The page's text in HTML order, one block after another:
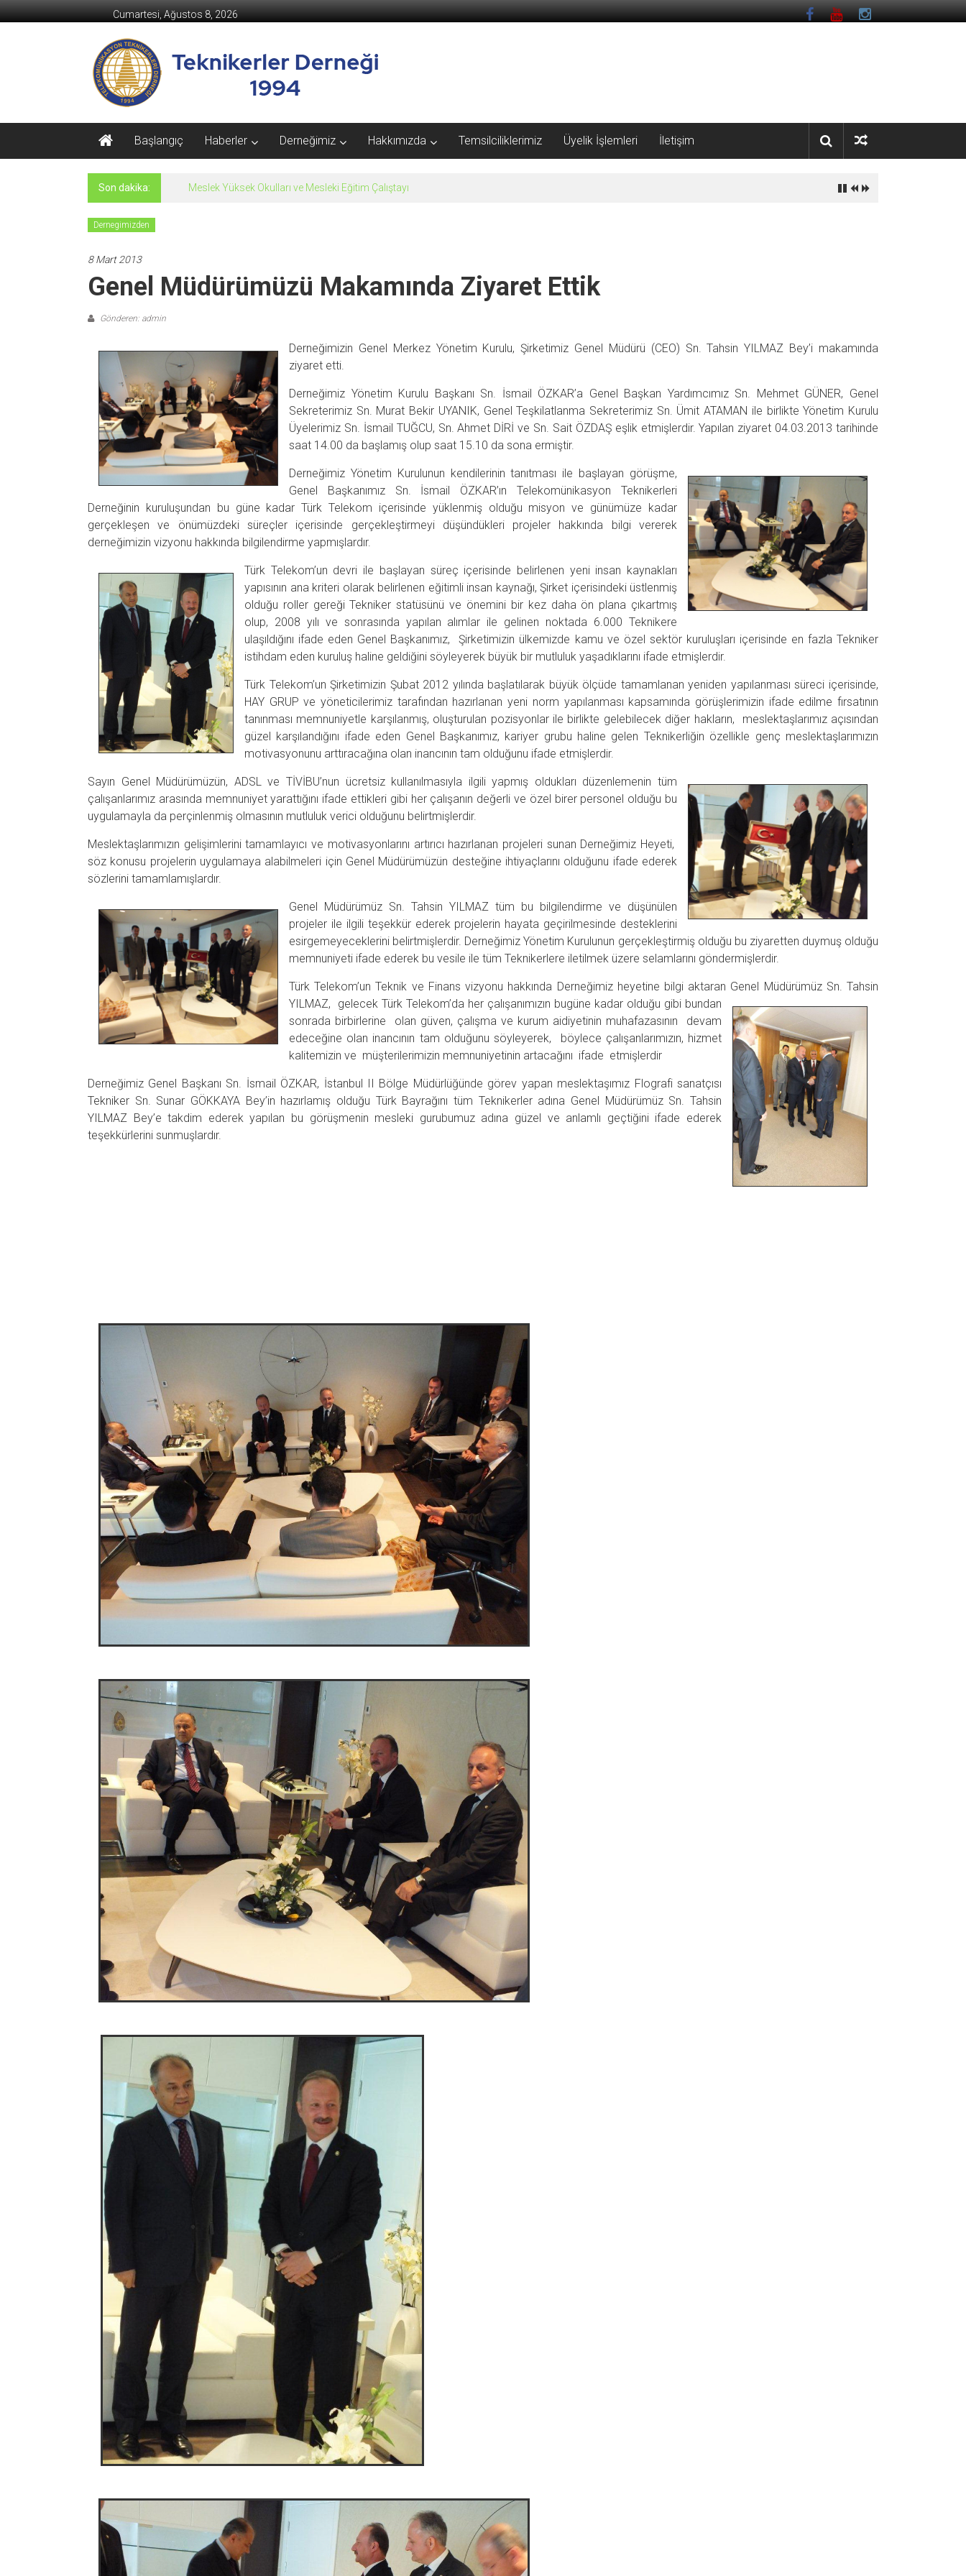
geç
Cumartesi, Ağustos 8, 2026
Teknikerler
Derneği
Teknikerler
Derneği
Resmi
Web
Sitesi
Başlangıç Haberler Derneğimiz Hakkımızda Temsilciliklerimiz Üyelik İşlemleri İletişim
Son dakika:
Dernegimizden
8 Mart 2013
Genel Müdürümüzü Makamında Ziyaret Ettik
Gönderen: admin
Derneğimizin Genel Merkez Yönetim Kurulu, Şirketimiz Genel Müdürü (CEO) Sn. Tahsin YILMAZ Bey’i makamında
ziyaret etti.
Derneğimiz Yönetim Kurulu Başkanı Sn. İsmail ÖZKAR’a Genel Başkan Yardımcımız Sn. Mehmet GÜNER, Genel
Sekreterimiz Sn. Murat Bekir UYANIK, Genel Teşkilatlanma Sekreterimiz Sn. Ümit ATAMAN ile birlikte Yönetim Kurulu
Üyelerimiz Sn. İsmail TUĞCU, Sn. Ahmet DİRİ ve Sn. Sait ÖZDAŞ eşlik etmişlerdir. Yapılan ziyaret 04.03.2013 tarihinde
saat 14.00 da başlamış olup saat 15.10 da sona ermiştir.
Derneğimiz Yönetim Kurulunun kendilerinin tanıtması ile başlayan görüşme,
Genel Başkanımız Sn. İsmail ÖZKAR’ın Telekomünikasyon Teknikerleri
Derneğinin kuruluşundan bu güne kadar Türk Telekom içerisinde yüklenmiş olduğu misyon ve günümüze kadar
gerçekleşen ve önümüzdeki süreçler içerisinde gerçekleştirmeyi düşündükleri projeler hakkında bilgi vererek
derneğimizin vizyonu hakkında bilgilendirme yapmışlardır.
Türk Telekom’un devri ile başlayan süreç içerisinde belirlenen yeni insan kaynakları
yapısının ana kriteri olarak belirlenen eğitimli insan kaynağı, Şirket içerisindeki üstlenmiş
olduğu roller gereği Tekniker statüsünü ve önemini bir kez daha ön plana çıkartmış
olup, 2008 yılı ve sonrasında yapılan alımlar ile gelinen noktada 6.000 Teknikere
ulaşıldığını ifade eden Genel Başkanımız, Şirketimizin ülkemizde kamu ve özel sektör kuruluşları içerisinde en fazla Tekniker
istihdam eden kuruluş haline geldiğini söyleyerek büyük bir mutluluk yaşadıklarını ifade etmişlerdir.
Türk Telekom’un Şirketimizin Şubat 2012 yılında başlatılarak büyük ölçüde tamamlanan yeniden yapılanması süreci içerisinde,
HAY GRUP ve yöneticilerimiz tarafından hazırlanan yeni norm yapılanması kapsamında görüşlerimizin ifade edilme fırsatının
tanınması memnuniyetle karşılanmış, oluşturulan pozisyonlar ile birlikte gelebilecek diğer hakların, meslektaşlarımız açısından
güzel karşılandığını ifade eden Genel Başkanımız, kariyer grubu haline gelen Teknikerliğin özellikle genç meslektaşlarımızın
motivasyonunu arttıracağına olan inancının tam olduğunu ifade etmişlerdir.
Sayın Genel Müdürümüzün, ADSL ve TİVİBU’nun ücretsiz kullanılmasıyla ilgili yapmış oldukları düzenlemenin tüm
çalışanlarımız arasında memnuniyet yarattığını ifade ettikleri gibi her çalışanın değerli ve özel birer personel olduğu bu
uygulamayla da perçinlenmiş olmasının mutluluk verici olduğunu belirtmişlerdir.
Meslektaşlarımızın gelişimlerini tamamlayıcı ve motivasyonlarını artırıcı hazırlanan projeleri sunan Derneğimiz Heyeti,
söz konusu projelerin uygulamaya alabilmeleri için Genel Müdürümüzün desteğine ihtiyaçlarını olduğunu ifade ederek
sözlerini tamamlamışlardır.
Genel Müdürümüz Sn. Tahsin YILMAZ tüm bu bilgilendirme ve düşünülen
projeler ile ilgili teşekkür ederek projelerin hayata geçirilmesinde desteklerini
esirgemeyeceklerini belirtmişlerdir. Derneğimiz Yönetim Kurulunun gerçekleştirmiş olduğu bu ziyaretten duymuş olduğu
memnuniyeti ifade ederek bu vesile ile tüm Teknikerlere iletilmek üzere selamlarını göndermişlerdir.
Türk Telekom’un Teknik ve Finans vizyonu hakkında Derneğimiz heyetine bilgi aktaran Genel Müdürümüz Sn. Tahsin
YILMAZ, gelecek Türk Telekom’da her çalışanımızın bugüne kadar olduğu gibi bundan
sonrada birbirlerine olan güven, çalışma ve kurum aidiyetinin muhafazasının devam
edeceğine olan inancının tam olduğunu söyleyerek, böylece çalışanlarımızın, hizmet
kalitemizin ve müşterilerimizin memnuniyetinin artacağını ifade etmişlerdir
Derneğimiz Genel Başkanı Sn. İsmail ÖZKAR, İstanbul II Bölge Müdürlüğünde görev yapan meslektaşımız Flografi sanatçısı
Tekniker Sn. Sunar GÖKKAYA Bey’in hazırlamış olduğu Türk Bayrağını tüm Teknikerler adına Genel Müdürümüz Sn. Tahsin
YILMAZ Bey’e takdim ederek yapılan bu görüşmenin mesleki gurubumuz adına güzel ve anlamlı geçtiğini ifade ederek
teşekkürlerini sunmuşlardır.